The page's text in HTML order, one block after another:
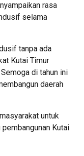
rasa
selama
tanpa ada
Kutai Timur
di tahun ini
daerah
untuk
Kutai